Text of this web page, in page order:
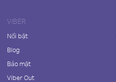
VIBER
Nổi bật
Blog
Bảo mật
Viber Out